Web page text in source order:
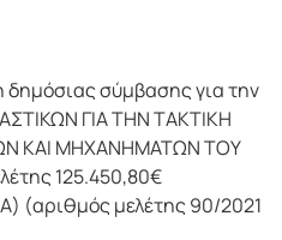
δημόσιας σύμβασης για την
ΓΙΑ ΤΗΝ ΤΑΚΤΙΚΗ
ΚΑΙ ΜΗΧΑΝΗΜΑΤΩΝ ΤΟΥ
125.450,80€
(αριθμός μελέτης 90/2021